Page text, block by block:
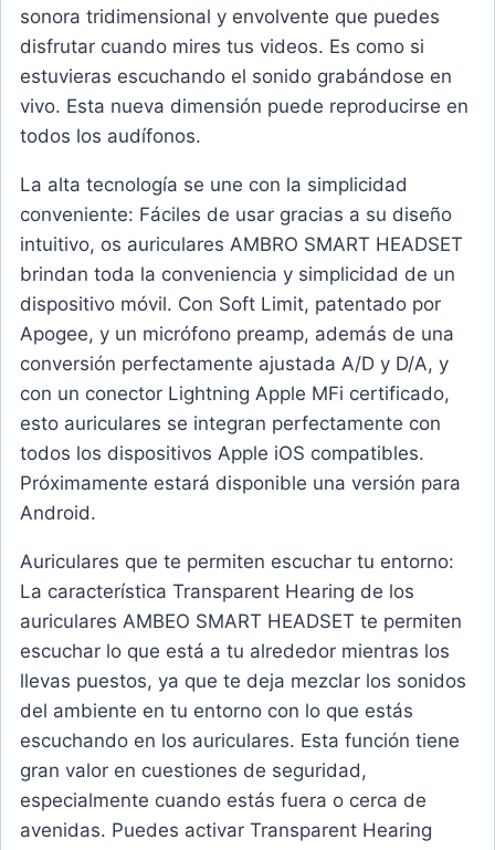
sonora tridimensional y envolvente que puedes
disfrutar cuando mires tus videos. Es como si
estuvieras escuchando el sonido grabándose en
vivo. Esta nueva dimensión puede reproducirse en
todos los audífonos.
La alta tecnología se une con la simplicidad
conveniente: Fáciles de usar gracias a su diseño
intuitivo, os auriculares AMBRO SMART HEADSET
brindan toda la conveniencia y simplicidad de un
dispositivo móvil. Con Soft Limit, patentado por
Apogee, y un micrófono preamp, además de una
conversión perfectamente ajustada A/D y D/A, y
con un conector Lightning Apple MFi certificado,
esto auriculares se integran perfectamente con
todos los dispositivos Apple iOS compatibles.
Próximamente estará disponible una versión para
Android.
Auriculares que te permiten escuchar tu entorno:
La característica Transparent Hearing de los
auriculares AMBEO SMART HEADSET te permiten
escuchar lo que está a tu alrededor mientras los
llevas puestos, ya que te deja mezclar los sonidos
del ambiente en tu entorno con lo que estás
escuchando en los auriculares. Esta función tiene
gran valor en cuestiones de seguridad,
especialmente cuando estás fuera o cerca de
avenidas. Puedes activar Transparent Hearing